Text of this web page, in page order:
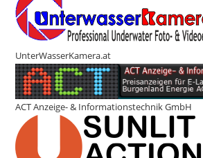
UnterWasserKamera.at
ACT Anzeige- & Informationstechnik GmbH